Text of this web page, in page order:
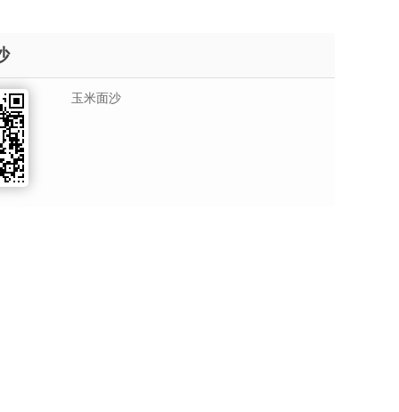
玉米面沙